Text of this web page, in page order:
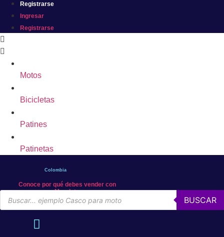
Registrarse
Ingresar
Registrarse
Motos
Bicicletas
Patines
Patinetas
Colombia
Conoce por qué debes vender con
Mercleta
Búsqueda
de
productos
BUSCAR